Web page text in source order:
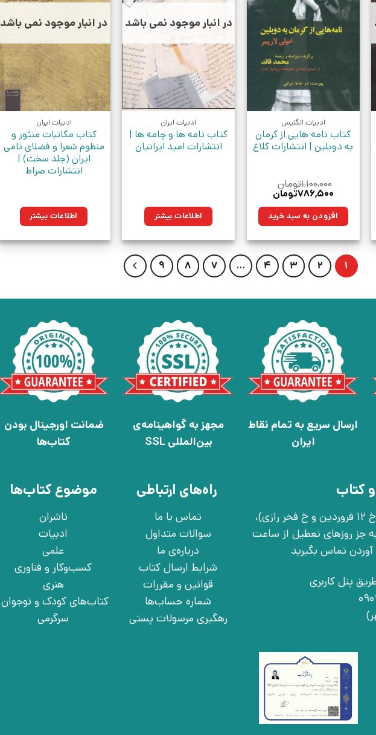
ادبیات انگلیس
کتاب نامه هایی از کرمان
به دوبلین | انتشارات کلاغ
۱,۱۰۰,۰۰۰تومان
قیمت
۱,۱۰۰,۰۰۰تومان
بود.
۷۸۶,۵۰۰تومان
۷۸۶,۵۰۰تومان.افزودن به سبد خرید
در انبار موجود نمی باشد
ادبیات ایران
کتاب نامه ها و چامه ها |
انتشارات امید ایرانیان
اطلاعات بیشتر
در انبار موجود نمی باشد
ادبیات ایران
کتاب مکاتبات منثور و
منظوم شعرا و فضلای نامی
ایران (جلد سخت) |
انتشارات صراط
اطلاعات بیشتر
1
2
3
4
…
7
8
9
ارسال سریع به تمام نقاط
ایران
مجهز به گواهینامه‌ی
بین‌المللی SSL
ضمانت اورجینال بودن
کتاب‌ها
کتاب
تهران، خ انقلاب، خ 12 فروردین، خ روانمهر شرقی(بین خ 12 فروردین و خ فخر رازی)،
به جز روزهای تعطیل از ساعت
پنل کاربری
راه‌های ارتباطی
تماس با ما
سوالات متداول
درباره‌ی ما
شرایط ارسال کتاب
قوانین و مقررات
شماره حساب‌ها
رهگیری مرسولات پستی
موضوع کتاب‌ها
ناشران
ادبیات
علمی
کسب‌وکار و فناوری
هنری
کتاب‌های کودک و نوجوان
سرگرمی